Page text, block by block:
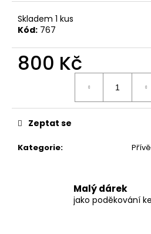
Skladem 1 kus
Kód: 767
800 Kč
Kategorie:
Zeptat se
Malý dárek
jako poděkování